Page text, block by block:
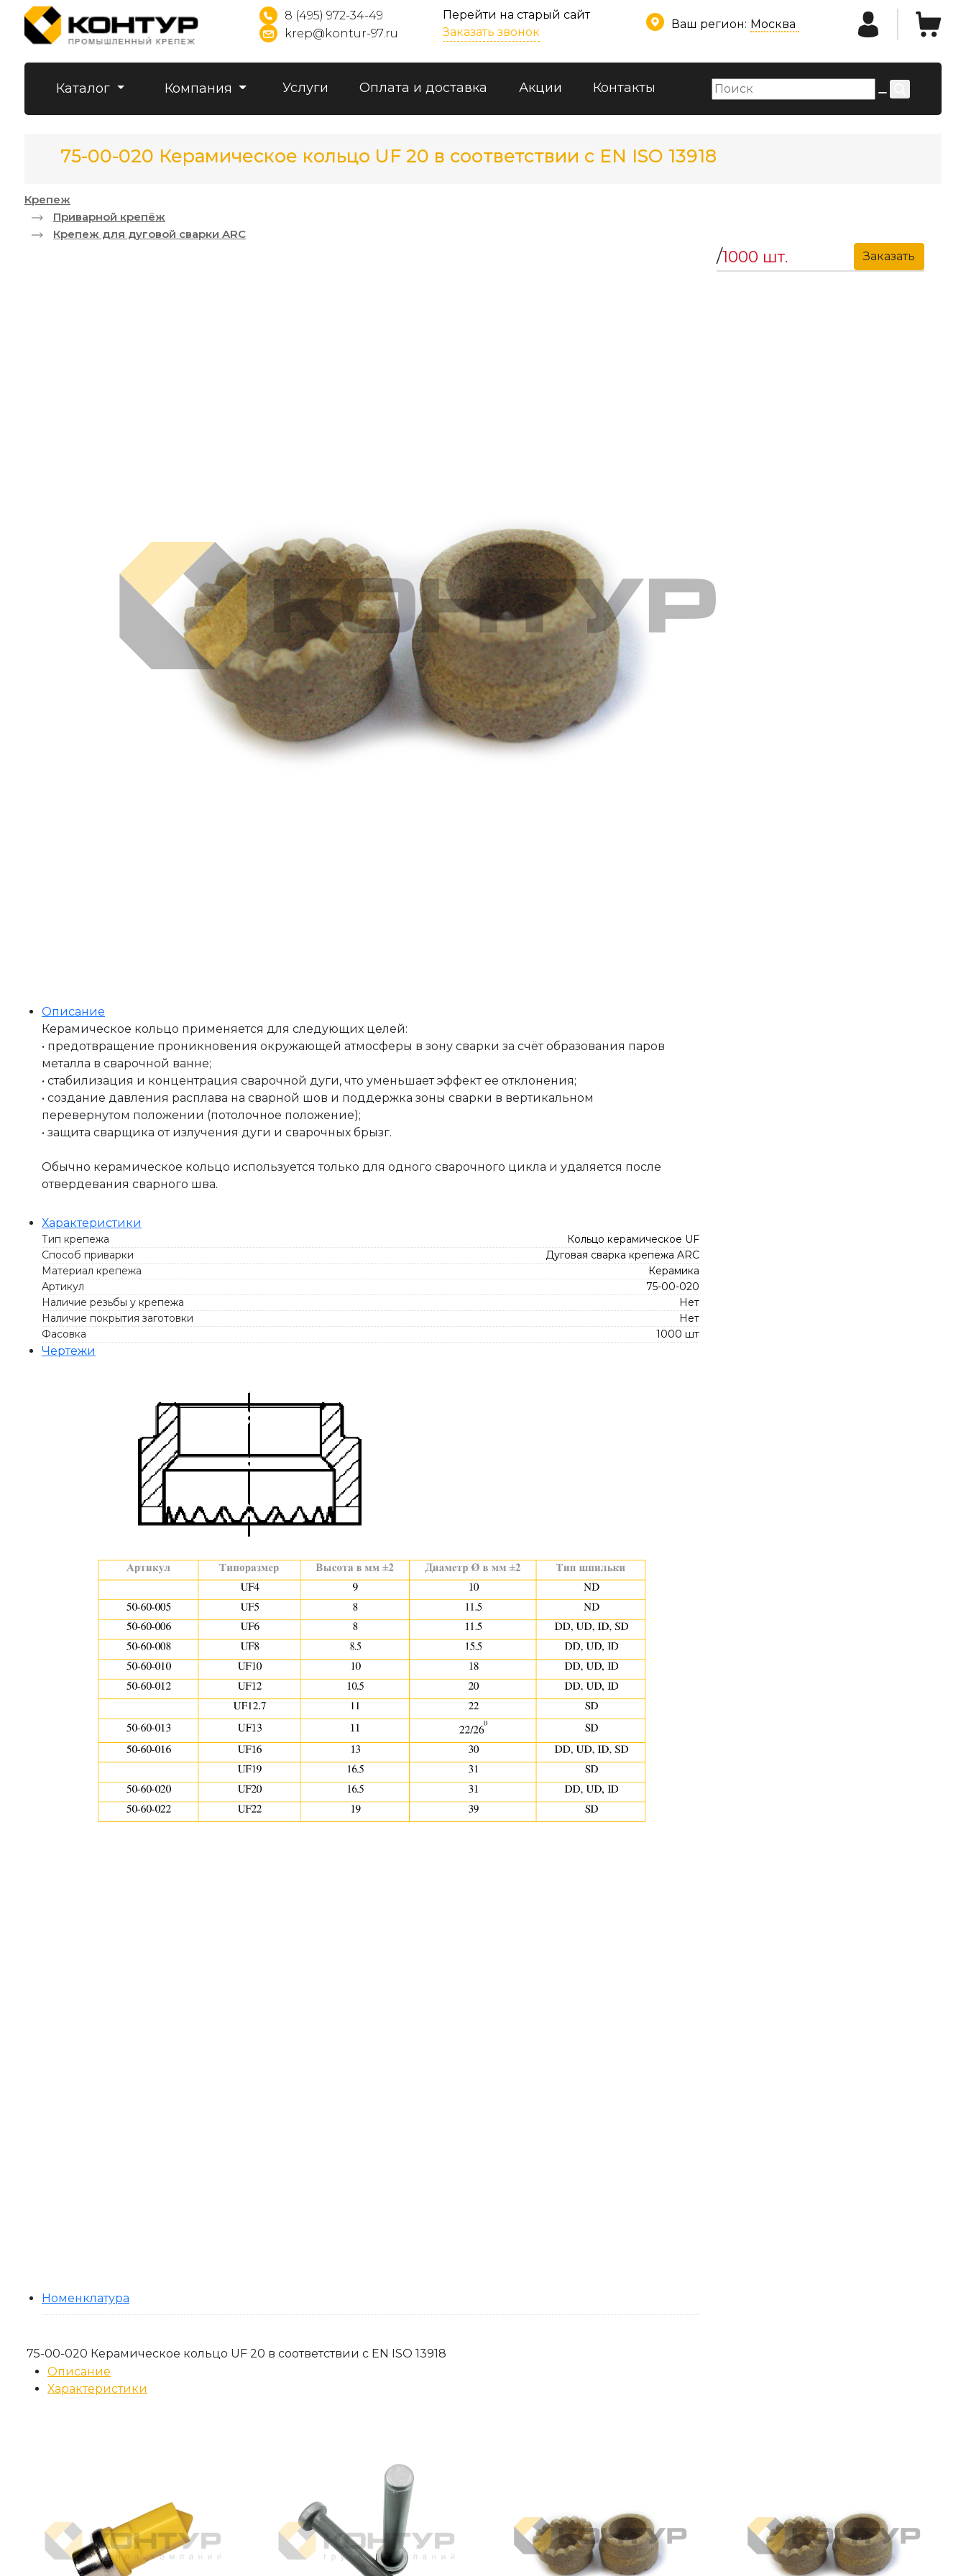
8 (495) 972-34-49
krep@kontur-97.ru
Перейти на старый сайт
Заказать звонок
Ваш регион: Москва
Каталог Компания Услуги Оплата и доставка Акции Контакты
75-00-020 Керамическое кольцо UF 20 в соответствии с EN ISO 13918
Крепеж
Приварной крепёж
Крепеж для дуговой сварки ARC
/1000 шт. Заказать
Описание
Керамическое кольцо применяется для следующих целей:
• предотвращение проникновения окружающей атмосферы в зону сварки за счёт образования паров
металла в сварочной ванне;
• стабилизация и концентрация сварочной дуги, что уменьшает эффект ее отклонения;
• создание давления расплава на сварной шов и поддержка зоны сварки в вертикальном
перевернутом положении (потолочное положение);
• защита сварщика от излучения дуги и сварочных брызг.
Обычно керамическое кольцо используется только для одного сварочного цикла и удаляется после
отвердевания сварного шва.
Характеристики
Тип крепежа
Кольцо керамическое UF
Способ приварки
Дуговая сварка крепежа ARC
Материал крепежа
Керамика
Артикул
75-00-020
Наличие резьбы у крепежа
Нет
Наличие покрытия заготовки
Нет
Фасовка
1000 шт
Чертежи
Номенклатура
75-00-020 Керамическое кольцо UF 20 в соответствии с EN ISO 13918
Описание
Характеристики